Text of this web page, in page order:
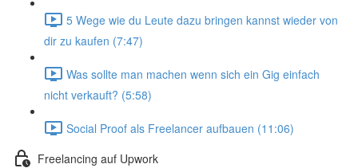
5 Wege wie du Leute dazu bringen kannst wieder von
dir zu kaufen (7:47)
Was sollte man machen wenn sich ein Gig einfach
nicht verkauft? (5:58)
Social Proof als Freelancer aufbauen (11:06)
Freelancing auf Upwork